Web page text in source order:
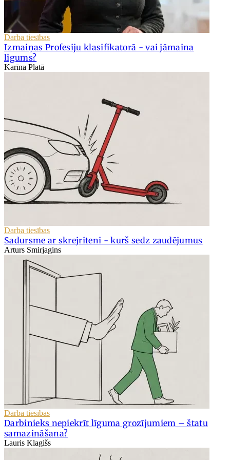
Darba tiesības
Izmaiņas Profesiju klasifikatorā - vai jāmaina
līgums?
Karīna Platā
Darba tiesības
Sadursme ar skrejriteni - kurš sedz zaudējumus
Arturs Smirjagins
Darba tiesības
Darbinieks nepiekrīt līguma grozījumiem – štatu
samazināšana?
Lauris Klagišs